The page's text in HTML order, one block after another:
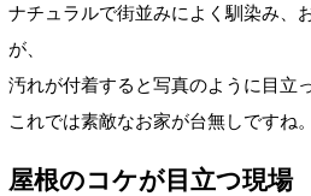
ナチュラルで街並みによく馴染み、
が、
汚れが付着すると写真のように目立
これでは素敵なお家が台無しですね。
屋根のコケが目立つ現場